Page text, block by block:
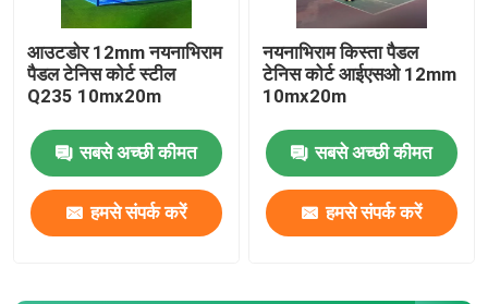
आउटडोर 12mm नयनाभिराम
पैडल टेनिस कोर्ट स्टील
Q235 10mx20m
सबसे अच्छी कीमत
हमसे संपर्क करें
नयनाभिराम किस्ता पैडल
टेनिस कोर्ट आईएसओ 12mm
10mx20m
सबसे अच्छी कीमत
हमसे संपर्क करें